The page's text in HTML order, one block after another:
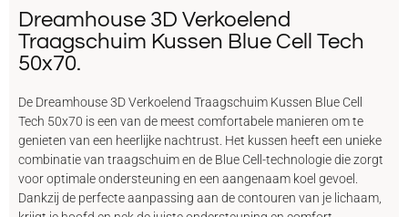
Dreamhouse 3D Verkoelend
Traagschuim Kussen Blue Cell Tech
50x70.
De Dreamhouse 3D Verkoelend Traagschuim Kussen Blue Cell
Tech 50x70 is een van de meest comfortabele manieren om te
genieten van een heerlijke nachtrust. Het kussen heeft een unieke
combinatie van traagschuim en de Blue Cell-technologie die zorgt
voor optimale ondersteuning en een aangenaam koel gevoel.
Dankzij de perfecte aanpassing aan de contouren van je lichaam,